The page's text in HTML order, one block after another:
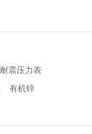
耐震压力表
有机锌